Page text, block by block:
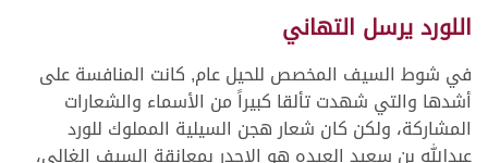
اللورد يرسل التهاني
في شوط السيف المخصص للحيل عام, كانت المنافسة على
أشدها والتي شهدت تألقا كبيراً من الأسماء والشعارات
المشاركة، ولكن كان شعار هجن السيلية المملوك للورد
عبدالله بن سعيد العيده هو الاجدر بمعانقة السيف الغالي،